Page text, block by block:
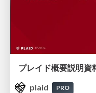
プレイド概要説明資
plaid
PRO